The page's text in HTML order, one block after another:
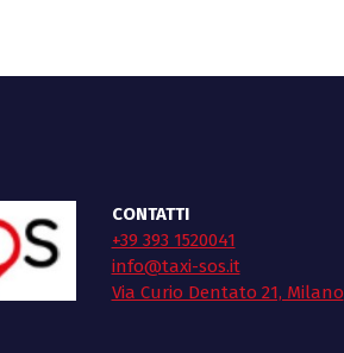
CONTATTI
+39 393 1520041
info@taxi-sos.it
Via Curio Dentato 21, Milano